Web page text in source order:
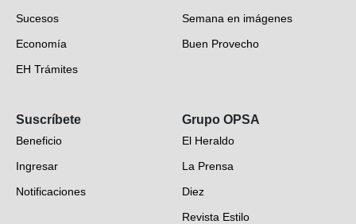
Sucesos
Economía
EH Trámites
EH Verifica
Fotogalerías
Deportes
Videos
Semana en imágenes
Buen Provecho
Suscríbete
Beneficio
Ingresar
Notificaciones
Grupo OPSA
El Heraldo
La Prensa
Diez
Revista Estilo